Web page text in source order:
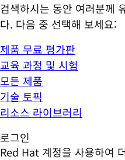
검색하시는 동안 여러분께
다. 다음 중 선택해 보세요:
제품 무료 평가판
교육 과정 및 시험
모든 제품
기술 토픽
리소스 라이브러리
로그인
Red Hat 계정을 사용하여